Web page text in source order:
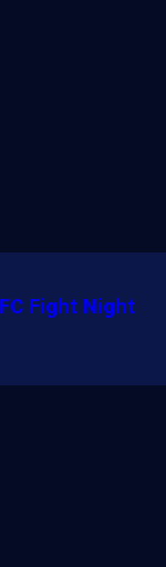
Fight Night